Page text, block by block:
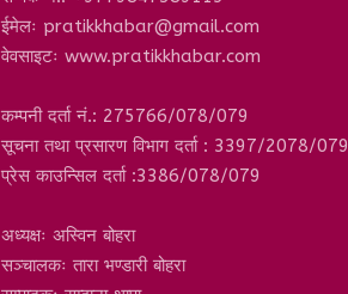
ईमेलः pratikkhabar@gmail.com
वेवसाइटः www.pratikkhabar.com
कम्पनी दर्ता नं.: 275766/078/079
सूचना तथा प्रसारण विभाग दर्ता : 3397/2078/079
प्रेस काउन्सिल दर्ता :3386/078/079
अध्यक्षः अस्विन बोहरा
सञ्चालकः तारा भण्डारी बोहरा